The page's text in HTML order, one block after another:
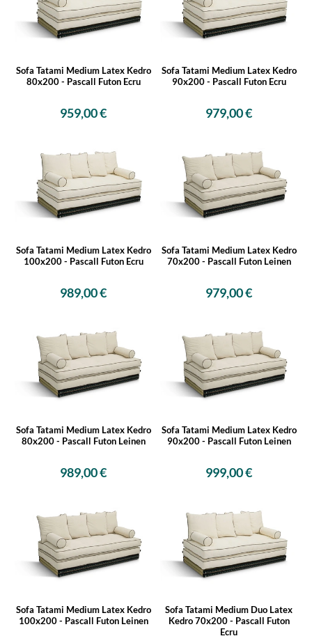
Sofa Tatami Medium Latex Kedro
80x200 - Pascall Futon Ecru
959,00 €
Sofa Tatami Medium Latex Kedro
90x200 - Pascall Futon Ecru
979,00 €
Sofa Tatami Medium Latex Kedro
100x200 - Pascall Futon Ecru
989,00 €
Sofa Tatami Medium Latex Kedro
70x200 - Pascall Futon Leinen
979,00 €
Sofa Tatami Medium Latex Kedro
80x200 - Pascall Futon Leinen
989,00 €
Sofa Tatami Medium Latex Kedro
90x200 - Pascall Futon Leinen
999,00 €
Sofa Tatami Medium Latex Kedro
100x200 - Pascall Futon Leinen
Sofa Tatami Medium Duo Latex
Kedro 70x200 - Pascall Futon
Ecru